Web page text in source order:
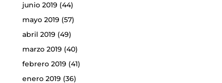
junio 2019 (44)
mayo 2019 (57)
abril 2019 (49)
marzo 2019 (40)
febrero 2019 (41)
enero 2019 (36)